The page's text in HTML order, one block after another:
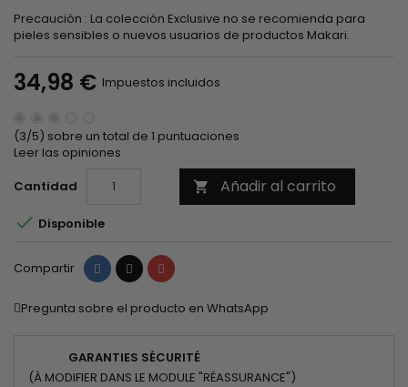
Precaución : La colección Exclusive no se recomienda para
pieles sensibles o nuevos usuarios de productos Makari.
34,98 € Impuestos incluidos
(3/5) sobre un total de 1 puntuaciones
Leer las opiniones
Cantidad
 Añadir al carrito
 Disponible
Compartir Compartir
TuitearPinterest
Pregunta sobre el producto en WhatsApp
GARANTIES SÉCURITÉ
(À MODIFIER DANS LE MODULE "RÉASSURANCE")